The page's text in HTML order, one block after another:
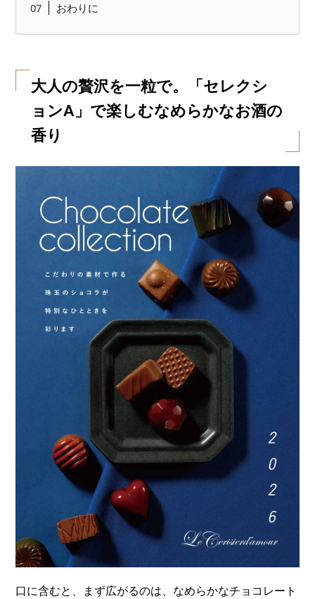
おわりに
大人の贅沢を一粒で。「セレクシ
ョンA」で楽しむなめらかなお酒の
香り
口に含むと、まず広がるのは、なめらかなチョコレート